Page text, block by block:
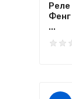
Реле
...